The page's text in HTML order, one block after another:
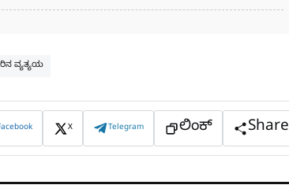
ವ್ಯತ್ಯಯ
X Telegram ಲಿಂಕ್ Share